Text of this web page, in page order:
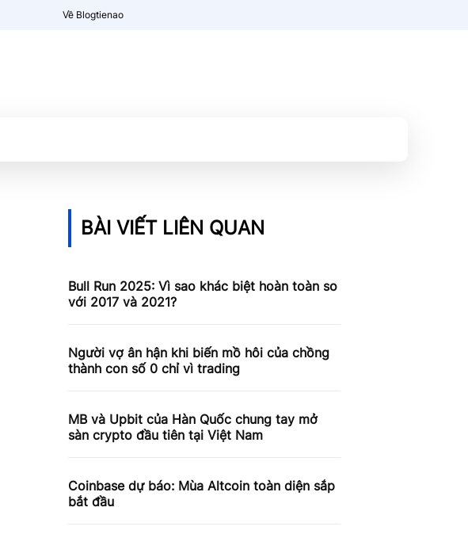
Về Blogtienao
BÀI VIẾT LIÊN QUAN
Bull Run 2025: Vì sao khác biệt hoàn toàn so
với 2017 và 2021?
Người vợ ân hận khi biến mồ hôi của chồng
thành con số 0 chỉ vì trading
MB và Upbit của Hàn Quốc chung tay mở
sàn crypto đầu tiên tại Việt Nam
Coinbase dự báo: Mùa Altcoin toàn diện sắp
bắt đầu